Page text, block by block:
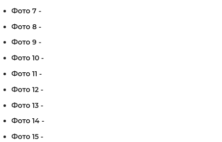
Фото 7 -
Фото 8 -
Фото 9 -
Фото 10 -
Фото 11 -
Фото 12 -
Фото 13 -
Фото 14 -
Фото 15 -